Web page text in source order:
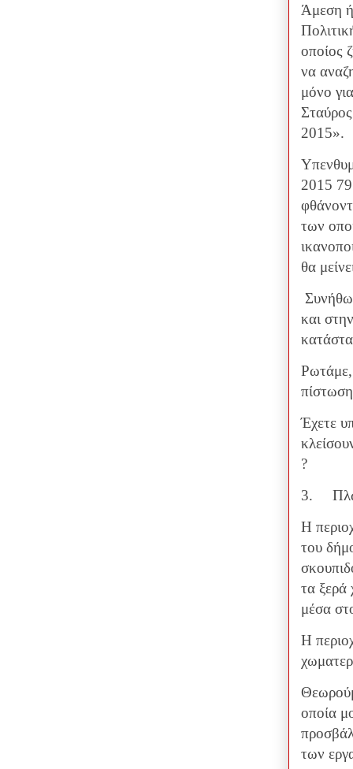
Άμεση
οποίος
να
μόνο
2015».
2015
των
θα
και
Ρωτάμε,
Έχετε
?
3.
Η
του
τα ξερά
μέσα
Η
οποία
των